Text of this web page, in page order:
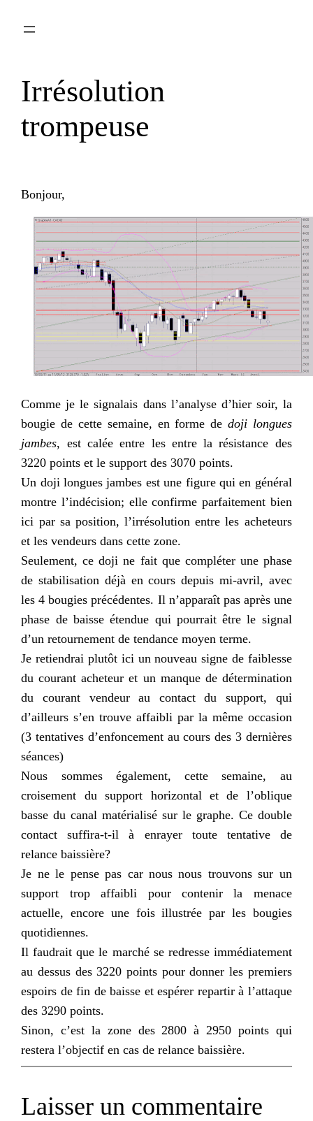
Irrésolution
trompeuse
Bonjour,
Comme je le signalais dans l’analyse d’hier soir, la
bougie de cette semaine, en forme de doji longues
jambes, est calée entre les entre la résistance des
3220 points et le support des 3070 points.
Un doji longues jambes est une figure qui en général
montre l’indécision; elle confirme parfaitement bien
ici par sa position, l’irrésolution entre les acheteurs
et les vendeurs dans cette zone.
Seulement, ce doji ne fait que compléter une phase
de stabilisation déjà en cours depuis mi-avril, avec
les 4 bougies précédentes. Il n’apparaît pas après une
phase de baisse étendue qui pourrait être le signal
d’un retournement de tendance moyen terme.
Je retiendrai plutôt ici un nouveau signe de faiblesse
du courant acheteur et un manque de détermination
du courant vendeur au contact du support, qui
d’ailleurs s’en trouve affaibli par la même occasion
(3 tentatives d’enfoncement au cours des 3 dernières
séances)
Nous sommes également, cette semaine, au
croisement du support horizontal et de l’oblique
basse du canal matérialisé sur le graphe. Ce double
contact suffira-t-il à enrayer toute tentative de
relance baissière?
Je ne le pense pas car nous nous trouvons sur un
support trop affaibli pour contenir la menace
actuelle, encore une fois illustrée par les bougies
quotidiennes.
Il faudrait que le marché se redresse immédiatement
au dessus des 3220 points pour donner les premiers
espoirs de fin de baisse et espérer repartir à l’attaque
des 3290 points.
Sinon, c’est la zone des 2800 à 2950 points qui
restera l’objectif en cas de relance baissière.
Laisser un commentaire